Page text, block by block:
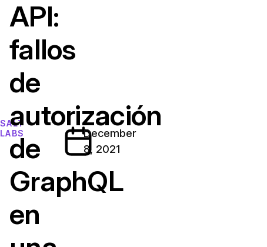
SALT
LABS
API:
fallos
de
autorización
de
GraphQL
en
December
8, 2021